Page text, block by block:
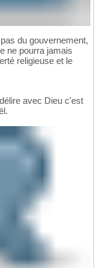
du gouvernement,
ne pourra jamais
religieuse et le
avec Dieu c'est